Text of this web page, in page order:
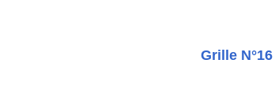
Grille N°16